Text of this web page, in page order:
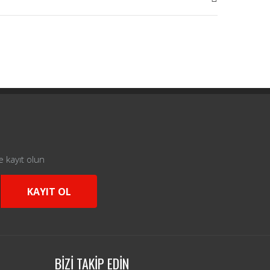
kayıt olun
KAYIT OL
BİZİ TAKİP EDİN